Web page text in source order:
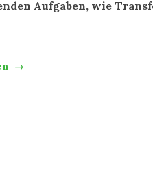
Aufgaben, wie
→